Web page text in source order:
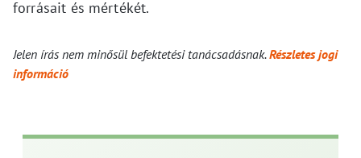
forrásait és mértékét.
Jelen írás nem minősül befektetési tanácsadásnak.Részletes jogi
információ